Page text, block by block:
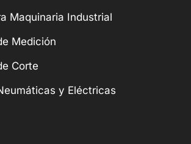
Maquinaria Industrial
Medición
Corte
y Eléctricas